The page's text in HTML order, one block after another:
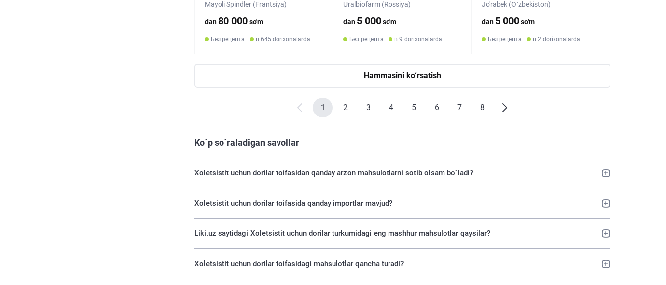
Mayoli Spindler (Frantsiya)
dan 80 000so'm
Без рецепта в 645 dorixonalarda
Uralbiofarm (Rossiya)
dan 5 000so'm
Без рецепта в 9 dorixonalarda
Jo'rabek (O`zbekiston)
dan 5 000so'm
Без рецепта в 2 dorixonalarda
Hammasini ko‘rsatish
1 2 3 4 5 6 7 8
Ko`p so`raladigan savollar
Xoletsistit uchun dorilar toifasidan qanday arzon mahsulotlarni sotib olsam bo`ladi?
Xoletsistit uchun dorilar toifasida qanday importlar mavjud?
Liki.uz saytidagi Xoletsistit uchun dorilar turkumidagi eng mashhur mahsulotlar qaysilar?
Xoletsistit uchun dorilar toifasidagi mahsulotlar qancha turadi?